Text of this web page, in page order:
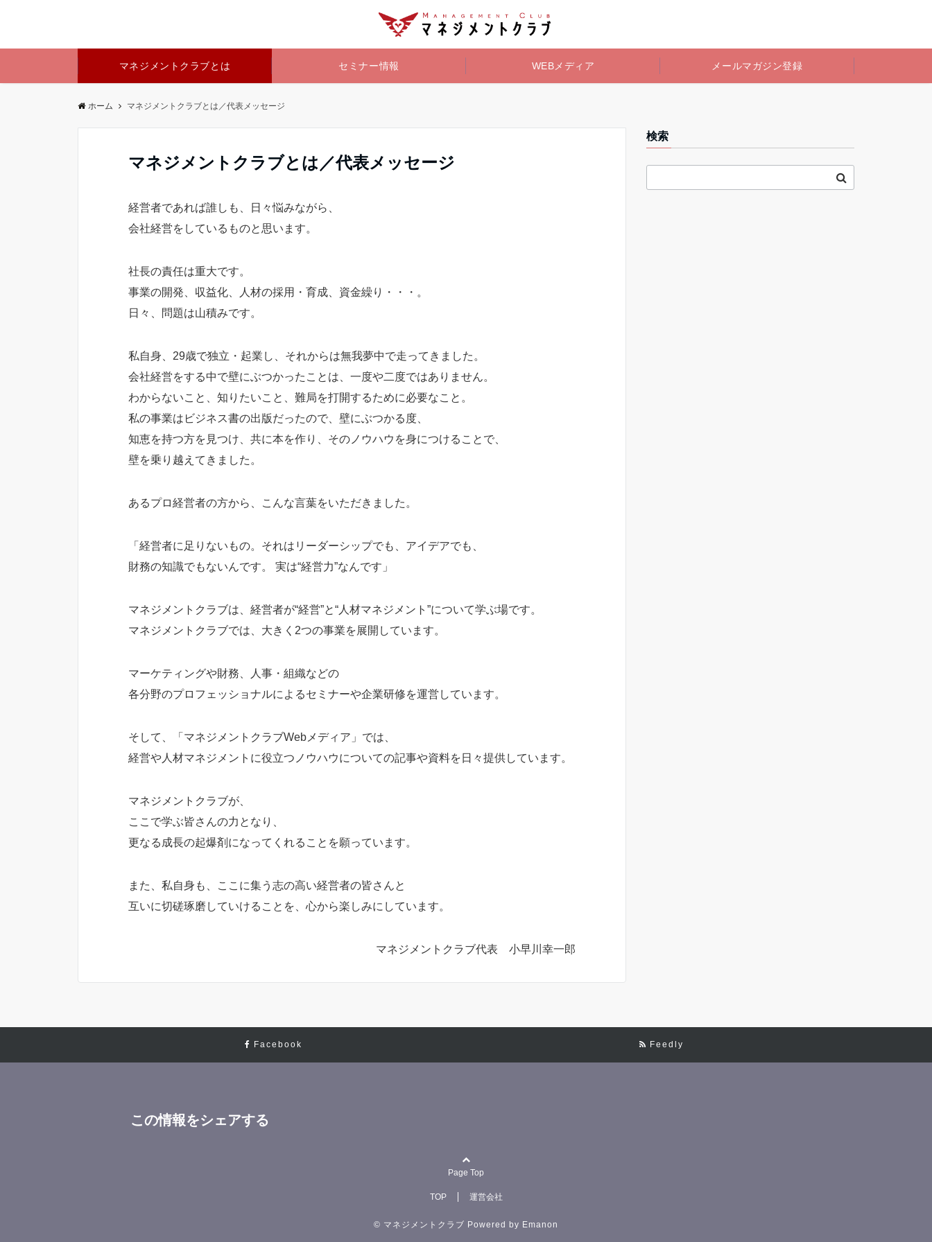
マネジメントクラブとは セミナー情報 WEBメディア メールマガジン登録
ホーム マネジメントクラブとは／代表メッセージ
マネジメントクラブとは／代表メッセージ
経営者であれば誰しも、日々悩みながら、
会社経営をしているものと思います。
社長の責任は重大です。
事業の開発、収益化、人材の採用・育成、資金繰り・・・。
日々、問題は山積みです。
私自身、29歳で独立・起業し、それからは無我夢中で走ってきました。
会社経営をする中で壁にぶつかったことは、一度や二度ではありません。
わからないこと、知りたいこと、難局を打開するために必要なこと。
私の事業はビジネス書の出版だったので、壁にぶつかる度、
知恵を持つ方を見つけ、共に本を作り、そのノウハウを身につけることで、
壁を乗り越えてきました。
あるプロ経営者の方から、こんな言葉をいただきました。
「経営者に足りないもの。それはリーダーシップでも、アイデアでも、
財務の知識でもないんです。 実は“経営力”なんです」
マネジメントクラブは、経営者が“経営”と“人材マネジメント”について学ぶ場です。
マネジメントクラブでは、大きく2つの事業を展開しています。
マーケティングや財務、人事・組織などの
各分野のプロフェッショナルによるセミナーや企業研修を運営しています。
そして、「マネジメントクラブWebメディア」では、
経営や人材マネジメントに役立つノウハウについての記事や資料を日々提供しています。
マネジメントクラブが、
ここで学ぶ皆さんの力となり、
更なる成長の起爆剤になってくれることを願っています。
また、私自身も、ここに集う志の高い経営者の皆さんと
互いに切磋琢磨していけることを、心から楽しみにしています。
マネジメントクラブ代表 小早川幸一郎
検索
Facebook Feedly
この情報をシェアする
Page Top
TOP 運営会社
© マネジメントクラブ Powered by Emanon